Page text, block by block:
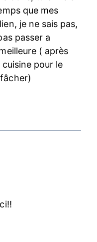
que mes
je ne sais pas,
passer a
( après
cuisine pour le